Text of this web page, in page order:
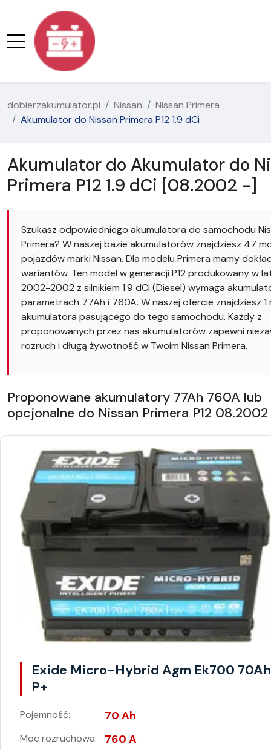
dobierzakumulator.pl Nissan
Nissan Primera
Akumulator do Nissan Primera P12 1.9 dCi
Akumulator do Akumulator do
Primera P12 1.9 dCi [08.2002 -]
Szukasz odpowiedniego akumulatora do samochodu
Primera? W naszej bazie akumulatorów znajdziesz 47
pojazdów marki Nissan. Dla modelu Primera mamy
wariantów. Ten model w generacji P12 produkowany w
2002-2002 z silnikiem 1.9 dCi (Diesel) wymaga
parametrach 77Ah i 760A. W naszej ofercie znajdziesz 1
akumulatora pasującego do tego samochodu. Każdy z
proponowanych przez nas akumulatorów zapewni
rozruch i długą żywotność w Twoim Nissan Primera.
Proponowane akumulatory 77Ah 760A lub
opcjonalne do Nissan Primera P12
Exide Micro-Hybrid Agm Ek700
P+
Pojemność: 70 Ah
Moc rozruchowa: 760 A